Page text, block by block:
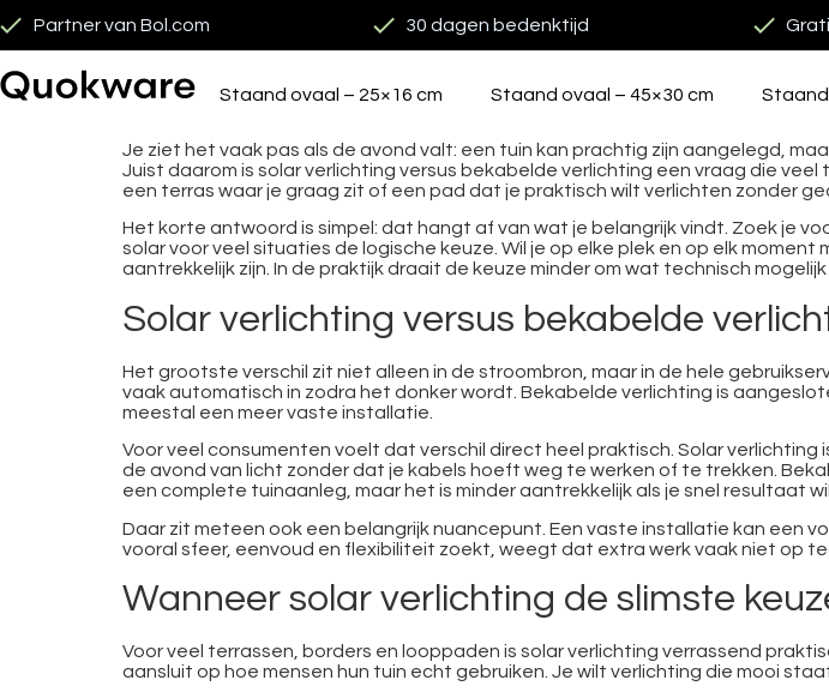
Partner van Bol.com 30 dagen bedenktijd
Staand ovaal – 25×16 cm Staand ovaal – 45×30 cm Staand
Je ziet het vaak pas als de avond valt: een tuin kan prachtig zijn aangelegd,
Juist daarom is solar verlichting versus bekabelde verlichting een vraag die
een terras waar je graag zit of een pad dat je praktisch wilt verlichten zonder
Het korte antwoord is simpel: dat hangt af van wat je belangrijk vindt. Zoek je
solar voor veel situaties de logische keuze. Wil je op elke plek en op elk
aantrekkelijk zijn. In de praktijk draait de keuze minder om wat technisch
Solar verlichting versus bekabelde
Het grootste verschil zit niet alleen in de stroombron, maar in de hele
vaak automatisch in zodra het donker wordt. Bekabelde verlichting is
meestal een meer vaste installatie.
Voor veel consumenten voelt dat verschil direct heel praktisch. Solar
de avond van licht zonder dat je kabels hoeft weg te werken of te trekken.
een complete tuinaanleg, maar het is minder aantrekkelijk als je snel resultaat
Daar zit meteen ook een belangrijk nuancepunt. Een vaste installatie kan een
vooral sfeer, eenvoud en flexibiliteit zoekt, weegt dat extra werk vaak niet op
Wanneer solar verlichting de slimste
Voor veel terrassen, borders en looppaden is solar verlichting verrassend
aansluit op hoe mensen hun tuin echt gebruiken. Je wilt verlichting die mooi